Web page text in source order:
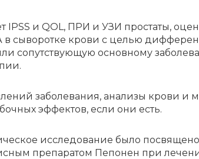
и QOL, ПРИ и УЗИ про­ста­ты,
в сы­во­рот­ке кро­ви с це­лью
со­пут­ству­ю­щую основ­но­му
за­бо­ле­ва­ния, ана­ли­зы кро­ви и
эф­фек­тов, если они есть.
ис­сле­до­ва­ние бы­ло
пре­па­ра­том Пе­по­нен при